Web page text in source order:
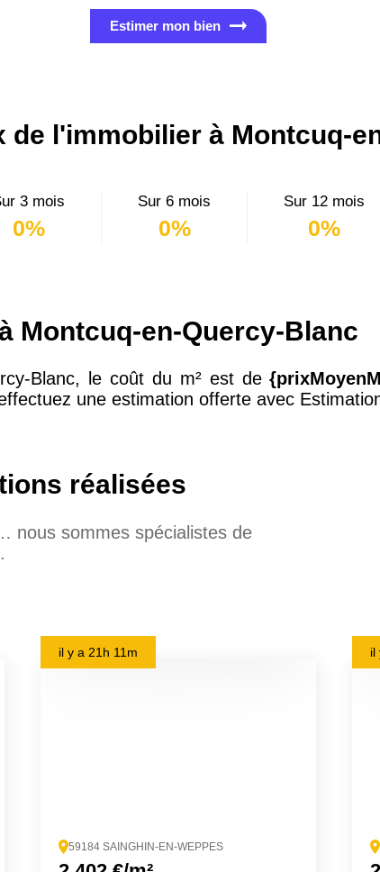
Estimer mon bien
de l'immobilier à Montcuq-
3 mois
0%
Sur 6 mois
0%
Sur 12 mois
0%
Montcuq-en-Quercy-Blanc
Blanc, le coût du m² est de
une estimation offerte avec
réalisées
nous sommes spécialistes de
il y a 21h 11m
59184 SAINGHIN-EN-WEPPES
il